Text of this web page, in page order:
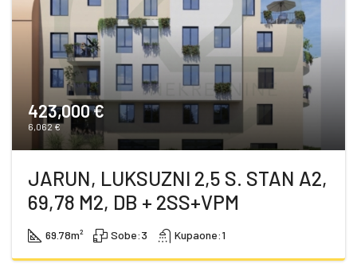
423,000 €
6,062 €
JARUN, LUKSUZNI 2,5 S. STAN A2,
69,78 M2, DB + 2SS+VPM
69.78m² Sobe:3 Kupaone:1